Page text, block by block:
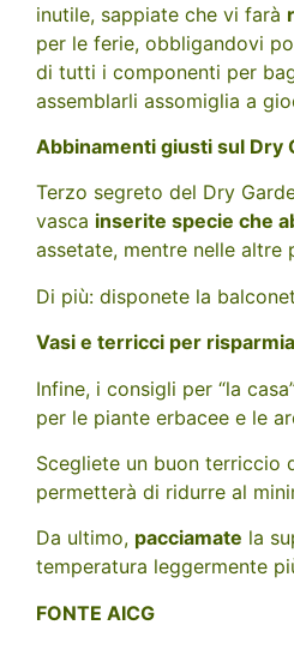
inutile, sappiate che vi farà
per le ferie, obbligandovi
di tutti i componenti per
assemblarli assomiglia a
Abbinamenti giusti sul Dry
Terzo segreto del Dry
vasca inserite specie che
assetate, mentre nelle altre
Di più: disponete la
Vasi e terricci per
Infine, i consigli per “la
per le piante erbacee e le
Scegliete un buon terriccio
permetterà di ridurre al
Da ultimo, pacciamate la
temperatura leggermente
FONTE AICG